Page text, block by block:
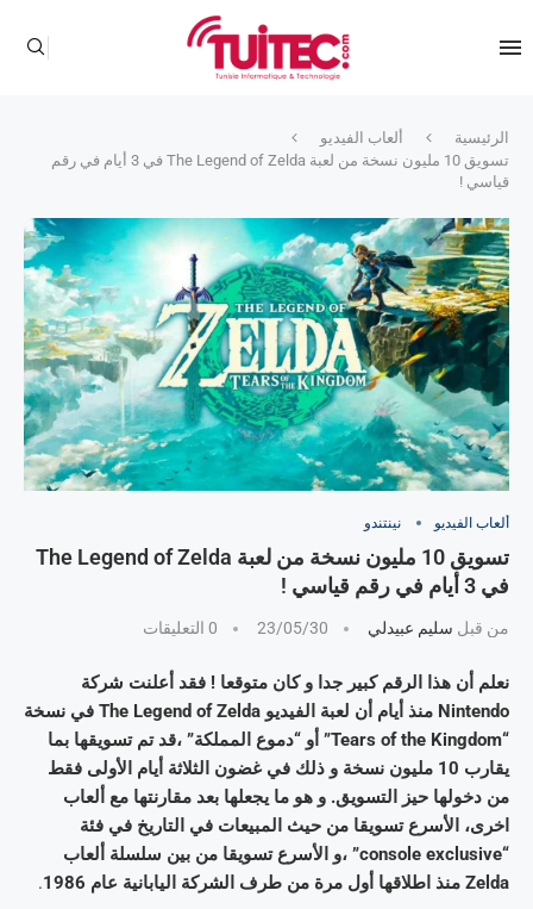
الرئيسية
ألعاب الفيديو
تسويق 10 مليون نسخة من لعبة The Legend of Zelda في 3 أيام في رقم
قياسي !
ألعاب الفيديو نينتندو
تسويق 10 مليون نسخة من لعبة The Legend of Zelda
في 3 أيام في رقم قياسي !
من قبل سليم عبيدلي 23/05/30 0 التعليقات
نعلم أن هذا الرقم كبير جدا و كان متوقعا ! فقد أعلنت شركة
Nintendo منذ أيام أن لعبة الفيديو The Legend of Zelda في نسخة
“Tears of the Kingdom” أو “دموع المملكة” ،قد تم تسويقها بما
يقارب 10 مليون نسخة و ذلك في غضون الثلاثة أيام الأولى فقط
من دخولها حيز التسويق. و هو ما يجعلها بعد مقارنتها مع ألعاب
اخرى، الأسرع تسويقا من حيث المبيعات في التاريخ في فئة
“console exclusive” ،و الأسرع تسويقا من بين سلسلة ألعاب
Zelda منذ اطلاقها أول مرة من طرف الشركة اليابانية عام 1986
.